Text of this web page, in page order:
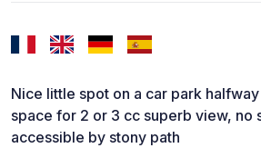
Nice little spot on a car park
space for 2 or 3 cc superb view, no
accessible by stony path